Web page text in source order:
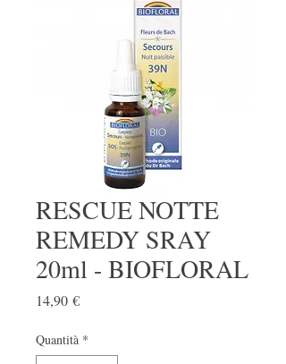
RESCUE NOTTE
REMEDY SRAY
20ml - BIOFLORAL
14,90 €Prezzo
Quantità *